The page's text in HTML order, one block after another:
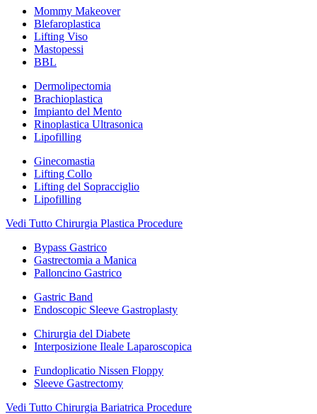
Mommy Makeover
Blefaroplastica
Lifting Viso
Mastopessi
BBL
Dermolipectomia
Brachioplastica
Impianto del Mento
Rinoplastica Ultrasonica
Lipofilling
Ginecomastia
Lifting Collo
Lifting del Sopracciglio
Lipofilling
Vedi Tutto Chirurgia Plastica Procedure
Bypass Gastrico
Gastrectomia a Manica
Palloncino Gastrico
Gastric Band
Endoscopic Sleeve Gastroplasty
Chirurgia del Diabete
Interposizione Ileale Laparoscopica
Fundoplicatio Nissen Floppy
Sleeve Gastrectomy
Vedi Tutto Chirurgia Bariatrica Procedure